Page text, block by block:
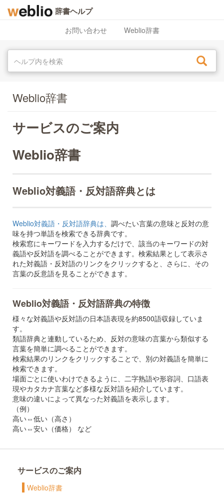
辞書ヘルプ
お問い合わせ Weblio辞書
Weblio辞書
サービスのご案内
Weblio辞書
Weblio対義語・反対語辞典とは
Weblio対義語・反対語辞典は、 調べたい言葉の意味と反対の意
味を持つ単語を検索できる辞典です。
検索窓にキーワードを入力するだけで、該当のキーワードの対
義語や反対語を調べることができます。検索結果として表示さ
れた対義語・反対語のリンクをクリックすると、さらに、その
言葉の反意語を見ることができます。
Weblio対義語・反対語辞典の特徴
様々な対義語や反対語の日本語表現を約8500語収録していま
す。
類語辞典と連動しているため、反対の意味の言葉から類似する
言葉を簡単に調べることができます。
検索結果のリンクをクリックすることで、別の対義語を簡単に
検索できます。
場面ごとに使いわけできるように、二字熟語や形容詞、口語表
現やカタカナ言葉など多様な反対語を紹介しています。
意味の違いによって異なった対義語を表示します。
（例）
高い⇔低い（高さ）
高い⇔安い（価格） など
サービスのご案内
Weblio辞書